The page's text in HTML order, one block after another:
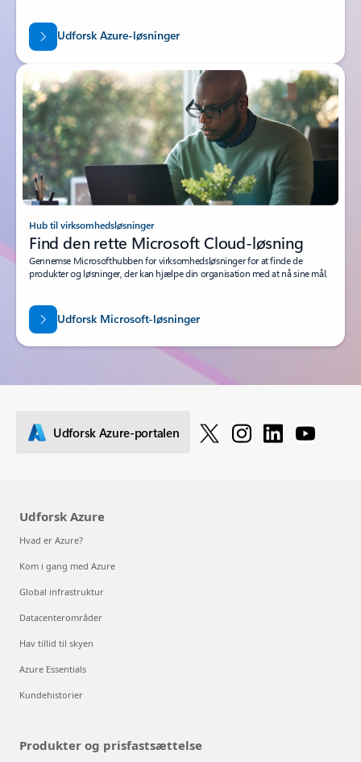
Udforsk Azure-løsninger
Hub til virksomhedsløsninger
Find den rette Microsoft Cloud-løsning
Gennemse Microsofthubben for virksomhedsløsninger for at finde de
produkter og løsninger, der kan hjælpe din organisation med at nå sine mål.
Udforsk Microsoft-løsninger
Udforsk Azure-portalen
Udforsk Azure
Hvad er Azure?
Kom i gang med Azure
Global infrastruktur
Datacenterområder
Hav tillid til skyen
Azure Essentials
Kundehistorier
Produkter og prisfastsættelse